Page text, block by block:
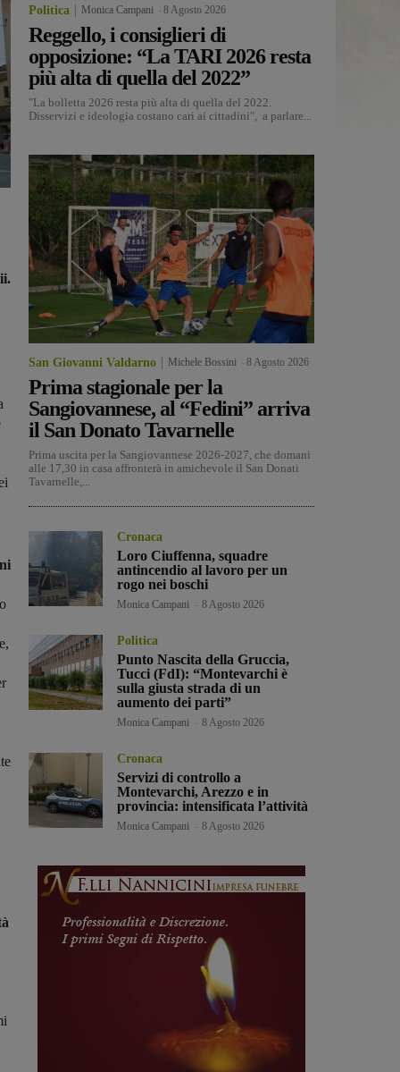
Politica Monica Campani 8 Agosto 2026
Reggello, i consiglieri di
opposizione: “La TARI 2026 resta
più alta di quella del 2022”
"La bolletta 2026 resta più alta di quella del 2022.
Disservizi e ideologia costano cari ai cittadini", a parlare...
San Giovanni Valdarno Michele Bossini 8 Agosto 2026
Prima stagionale per la
Sangiovannese, al “Fedini” arriva
il San Donato Tavarnelle
Prima uscita per la Sangiovannese 2026-2027, che domani
alle 17,30 in casa affronterà in amichevole il San Donati
Tavarnelle,...
Cronaca
Loro Ciuffenna, squadre
antincendio al lavoro per un
rogo nei boschi
Monica Campani 8 Agosto 2026
Politica
Punto Nascita della Gruccia,
Tucci (FdI): “Montevarchi è
sulla giusta strada di un
aumento dei parti”
Monica Campani 8 Agosto 2026
Cronaca
Servizi di controllo a
Montevarchi, Arezzo e in
provincia: intensificata l’attività
Monica Campani 8 Agosto 2026